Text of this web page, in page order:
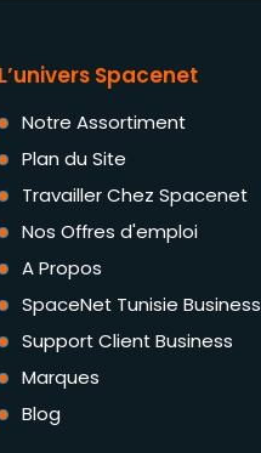
L’univers Spacenet
Notre Assortiment
Plan du Site
Travailler Chez Spacenet
Nos Offres d'emploi
A Propos
SpaceNet Tunisie Business
Support Client Business
Marques
Blog